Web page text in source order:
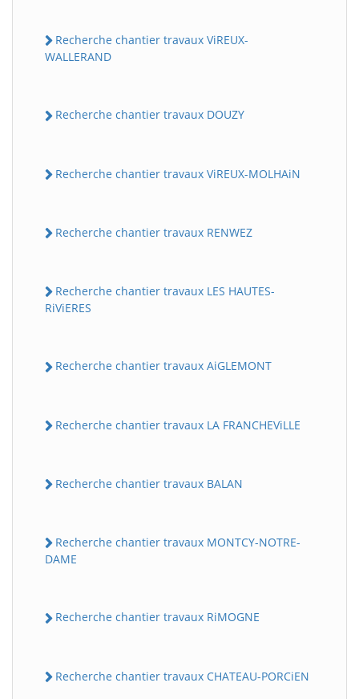
Recherche chantier travaux ViREUX-
WALLERAND
Recherche chantier travaux DOUZY
Recherche chantier travaux ViREUX-MOLHAiN
Recherche chantier travaux RENWEZ
Recherche chantier travaux LES HAUTES-
RiViERES
Recherche chantier travaux AiGLEMONT
Recherche chantier travaux LA FRANCHEViLLE
Recherche chantier travaux BALAN
Recherche chantier travaux MONTCY-NOTRE-
DAME
Recherche chantier travaux RiMOGNE
Recherche chantier travaux CHATEAU-PORCiEN